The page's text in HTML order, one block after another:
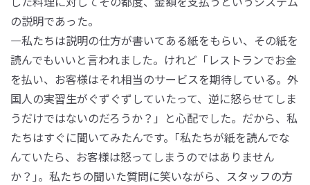
の説明であった。
―私たちは説明の仕方が書いてある紙をもらい、その紙を
読んでもいいと言われました。けれど「レストランでお金
を払い、お客様はそれ相当のサービスを期待している。外
国人の実習生がぐずぐずしていたって、逆に怒らせてしま
うだけではないのだろうか？」と心配でした。だから、私
たちはすぐに聞いてみたんです。｢私たちが紙を読んでな
んていたら、お客様は怒ってしまうのではありません
か？｣。私たちの聞いた質問に笑いながら、スタッフの方